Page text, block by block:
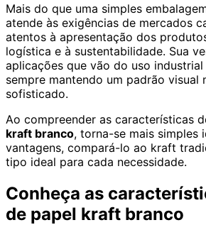
Mais do que uma simples
atende às exigências de mercados
atentos à apresentação dos
logística e à sustentabilidade. Sua
aplicações que vão do uso
sempre mantendo um padrão visual
sofisticado.
Ao compreender as características
kraft branco, torna-se mais simples
vantagens, compará-lo ao kraft
tipo ideal para cada necessidade.
Conheça as
de papel kraft branco